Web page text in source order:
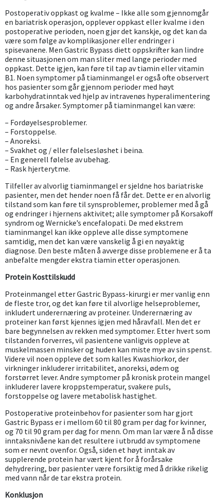
Postoperativ oppkast og kvalme – Ikke alle som gjennomgår
en bariatrisk operasjon, opplever oppkast eller kvalme i den
postoperative perioden, noen gjør det kanskje, og det kan da
være som følge av komplikasjoner eller endringer i
spisevanene. Men Gastric Bypass diett oppskrifter kan lindre
denne situasjonen om man sliter med lange perioder med
oppkast. Dette igjen, kan føre til tap av tiamin eller vitamin
B1. Noen symptomer på tiaminmangel er også ofte observert
hos pasienter som går gjennom perioder med høyt
karbohydratinntak ved hjelp av intravenøs hyperalimentering
og andre årsaker. Symptomer på tiaminmangel kan være:
– Fordøyelsesproblemer.
– Forstoppelse.
– Anoreksi.
– Svakhet og / eller følelsesløshet i beina.
– En generell følelse av ubehag.
– Rask hjerterytme.
Tilfeller av alvorlig tiaminmangel er sjeldne hos bariatriske
pasienter, men det hender noen få får det. Dette er en alvorlig
tilstand som kan føre til synsproblemer, problemer med å gå
og endringer i hjernens aktivitet; alle symptomer på Korsakoff
syndrom og Wernicke’s encefalopati. De med ekstrem
tiaminmangel kan ikke oppleve alle disse symptomene
samtidig, men det kan være vanskelig å gi en nøyaktig
diagnose. Den beste måten å avverge disse problemene er å ta
anbefalte mengder ekstra tiamin etter operasjonen.
Protein Kosttilskudd
Proteinmangel etter Gastric Bypass-kirurgi er mer vanlig enn
de fleste tror, og det kan føre til alvorlige helseproblemer,
inkludert underernæring av proteiner. Underernæring av
proteiner kan først kjennes igjen med håravfall. Men det er
bare begynnelsen av rekken med symptomer. Etter hvert som
tilstanden forverres, vil pasientene vanligvis oppleve at
muskelmassen minsker og huden kan miste mye av sin spenst.
Videre vil noen oppleve det som kalles Kwashiorkor, der
virkninger inkluderer irritabilitet, anoreksi, ødem og
forstørret lever. Andre symptomer på kronisk protein mangel
inkluderer lavere kroppstemperatur, svakere puls,
forstoppelse og lavere metabolisk hastighet.
Postoperative proteinbehov for pasienter som har gjort
Gastric Bypass er i mellom 60 til 80 gram per dag for kvinner,
og 70 til 90 gram per dag for menn. Om man lar være å nå disse
inntaksnivåene kan det resultere i utbrudd av symptomene
som er nevnt ovenfor. Også, siden et høyt inntak av
supplerende protein har vært kjent for å forårsake
dehydrering, bør pasienter være forsiktig med å drikke rikelig
med vann når de tar ekstra protein.
Konklusjon